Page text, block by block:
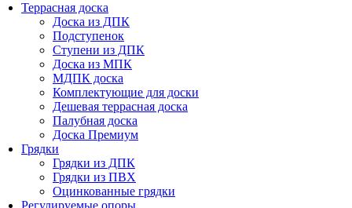
Террасная доска
Доска из ДПК
Подступенок
Ступени из ДПК
Доска из МПК
МДПК доска
Комплектующие для доски
Дешевая террасная доска
Палубная доска
Доска Премиум
Грядки
Грядки из ДПК
Грядки из ПВХ
Оцинкованные грядки
Регулируемые опоры